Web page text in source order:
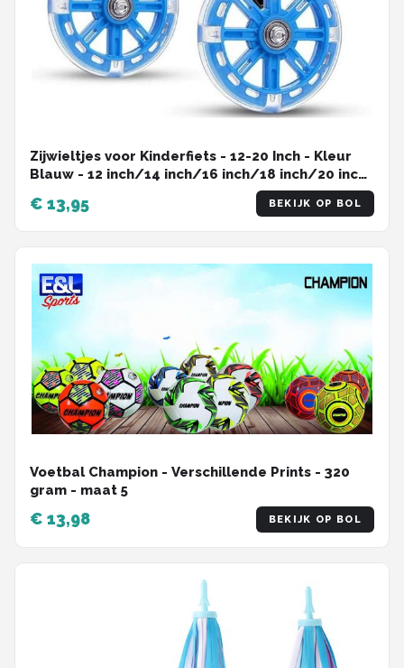
Zijwieltjes voor Kinderfiets - 12-20 Inch - Kleur
Blauw - 12 inch/14 inch/16 inch/18 inch/20 inch
- Zijwielen - Kinderfietsaccessoires
€ 13,95 BEKIJK OP BOL
Voetbal Champion - Verschillende Prints - 320
gram - maat 5
€ 13,98 BEKIJK OP BOL